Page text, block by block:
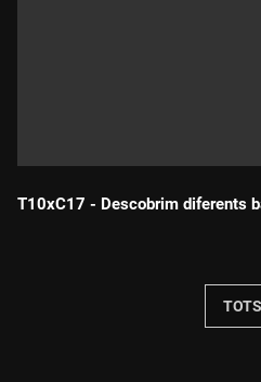
T10xC17 - Descobrim diferents
TOTS